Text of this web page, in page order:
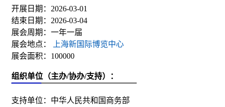
开展日期：2026-03-01
结束日期：2026-03-04
展会周期：一年一届
展会地点：
上海新国际博览中心
展会面积：100000
组织单位（主办/协办/支持）：
支持单位：中华人民共和国商务部